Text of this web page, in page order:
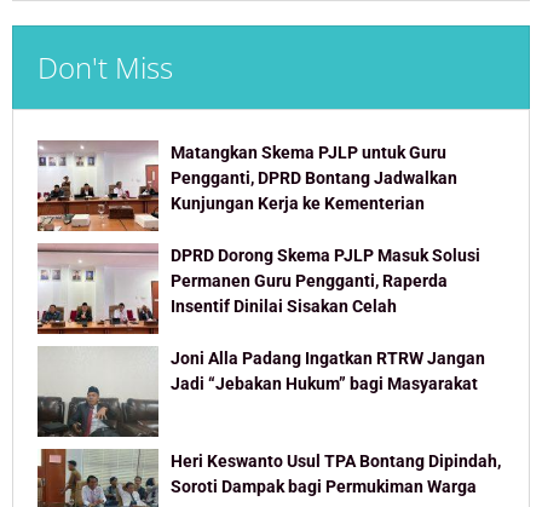
Don't Miss
Matangkan Skema PJLP untuk Guru
Pengganti, DPRD Bontang Jadwalkan
Kunjungan Kerja ke Kementerian
DPRD Dorong Skema PJLP Masuk Solusi
Permanen Guru Pengganti, Raperda
Insentif Dinilai Sisakan Celah
Joni Alla Padang Ingatkan RTRW Jangan
Jadi “Jebakan Hukum” bagi Masyarakat
Heri Keswanto Usul TPA Bontang Dipindah,
Soroti Dampak bagi Permukiman Warga